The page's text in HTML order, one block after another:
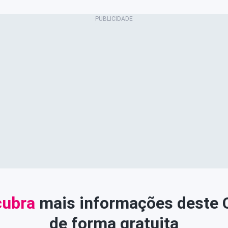
mais informações deste
de forma gratuita